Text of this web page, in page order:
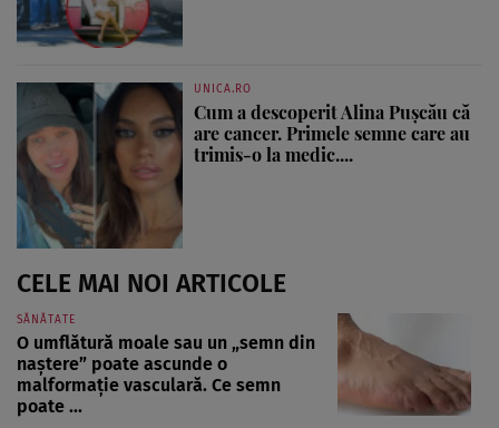
UNICA.RO
Cum a descoperit Alina Pușcău că
are cancer. Primele semne care au
trimis-o la medic....
CELE MAI NOI ARTICOLE
SĂNĂTATE
O umflătură moale sau un „semn din
naștere” poate ascunde o
malformație vasculară. Ce semn
poate ...